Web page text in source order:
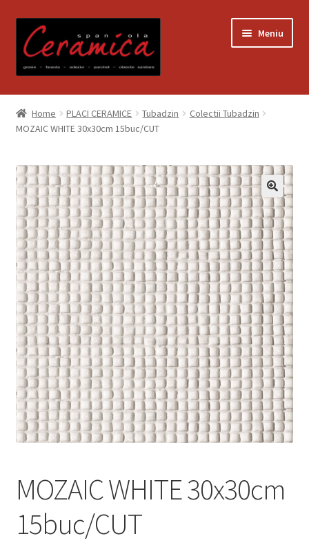
la
navigare
la
conținut
Meniu
Prima pagină
Blog
Contact
Contul meu
Coș
Despre noi
Informatii
Plata si Livrare
Politică de confidențialitate
Politica de cookie
Magazin
Plată
Home PLACI CERAMICE Tubadzin
Colectii Tubadzin
MOZAIC WHITE 30x30cm 15buc/CUT
MOZAIC WHITE 30x30cm
15buc/CUT